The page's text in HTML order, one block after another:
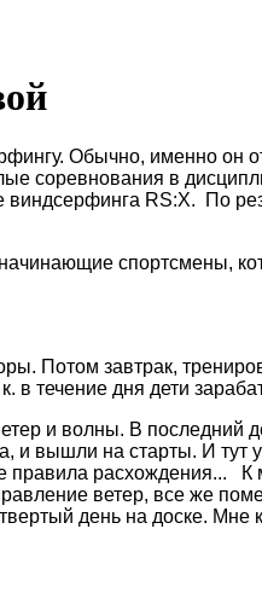
Обычно, именно он
соревнования в
RS:X. По
спортсмены,
Потом завтрак,
в течение дня дети
и волны. В последний
и вышли на старты. И тут
правила расхождения...
ветер, все же
день на доске. Мне